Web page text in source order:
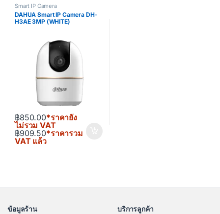
Smart IP Camera
DAHUA Smart IP Camera DH-
H3AE 3MP (WHITE)
฿850.00*ราคายัง
ไม่รวม VAT
฿909.50*ราคารวม
VAT แล้ว
ข้อมูลร้าน
บริการลูกค้า